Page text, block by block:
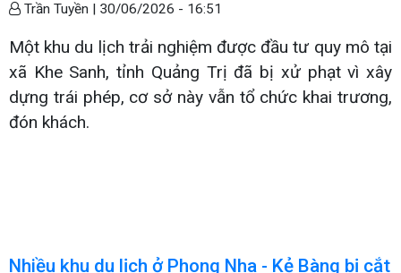
Trần Tuyền | 30/06/2026 - 16:51
Một khu du lịch trải nghiệm được đầu tư quy mô tại
xã Khe Sanh, tỉnh Quảng Trị đã bị xử phạt vì xây
dựng trái phép, cơ sở này vẫn tổ chức khai trương,
đón khách.
Nhiều khu du lịch ở Phong Nha - Kẻ Bàng bị cắt